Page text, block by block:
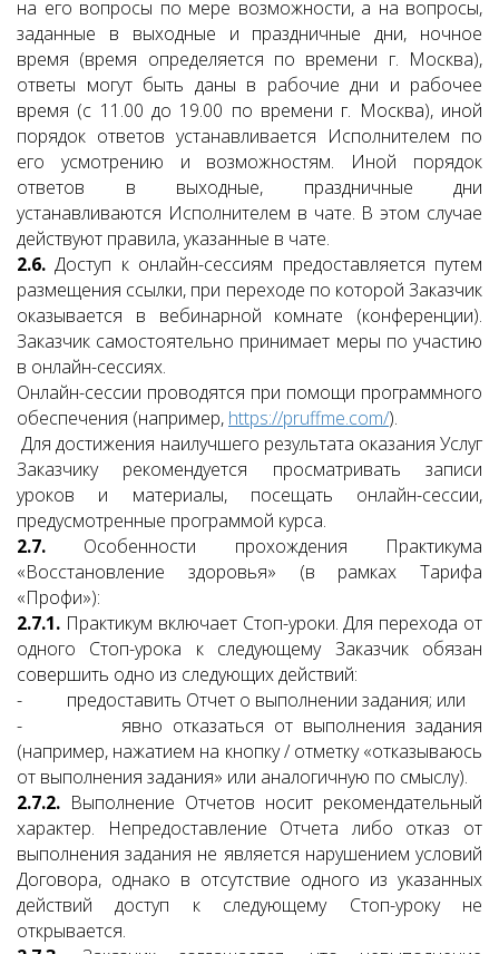
на его вопросы по мере возможности, а на вопросы,
заданные в выходные и праздничные дни, ночное
время (время определяется по времени г. Москва),
ответы могут быть даны в рабочие дни и рабочее
время (с 11.00 до 19.00 по времени г. Москва), иной
порядок ответов устанавливается Исполнителем по
его усмотрению и возможностям. Иной порядок
ответов в выходные, праздничные дни
устанавливаются Исполнителем в чате. В этом случае
действуют правила, указанные в чате.
2.6. Доступ к онлайн-сессиям предоставляется путем
размещения ссылки, при переходе по которой Заказчик
оказывается в вебинарной комнате (конференции).
Заказчик самостоятельно принимает меры по участию
в онлайн-сессиях.
Онлайн-сессии проводятся при помощи программного
обеспечения (например, https://pruffme.com/).
Для достижения наилучшего результата оказания Услуг
Заказчику рекомендуется просматривать записи
уроков и материалы, посещать онлайн-сессии,
предусмотренные программой курса.
2.7. Особенности прохождения Практикума
«Восстановление здоровья» (в рамках Тарифа
«Профи»):
2.7.1. Практикум включает Стоп-уроки. Для перехода от
одного Стоп-урока к следующему Заказчик обязан
совершить одно из следующих действий:
- предоставить Отчет о выполнении задания; или
- явно отказаться от выполнения задания
(например, нажатием на кнопку / отметку «отказываюсь
от выполнения задания» или аналогичную по смыслу).
2.7.2. Выполнение Отчетов носит рекомендательный
характер. Непредоставление Отчета либо отказ от
выполнения задания не является нарушением условий
Договора, однако в отсутствие одного из указанных
действий доступ к следующему Стоп-уроку не
открывается.